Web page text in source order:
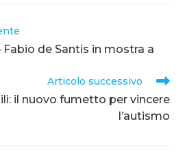
de Santis in mostra a
Articolo successivo
il nuovo fumetto per vincere
l’autismo